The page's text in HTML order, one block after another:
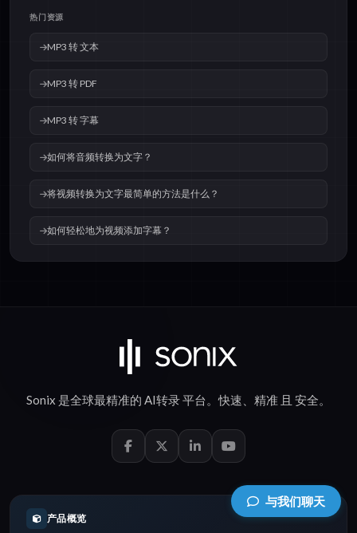
热门资源
MP3 转 文本
MP3 转 PDF
MP3 转 字幕
如何将音频转换为文字？
将视频转换为文字最简单的方法是什么？
如何轻松地为视频添加字幕？
Sonix 是全球最精准的 AI转录平台。快速 精准 且 安全。
产品概览
与我们聊天